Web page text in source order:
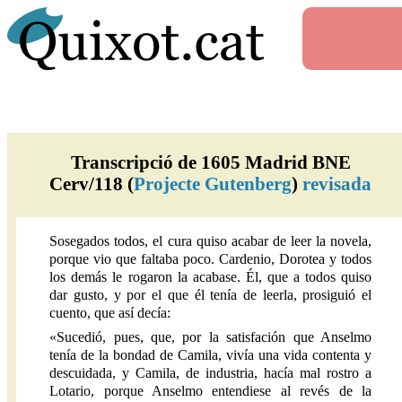
Transcripció de 1605 Madrid BNE
Cerv/118 (Projecte Gutenberg)revisada
Sosegados todos, el cura quiso acabar de leer la novela,
porque vio que faltaba poco. Cardenio, Dorotea y todos
los demás le rogaron la acabase. Él, que a todos quiso
dar gusto, y por el que él tenía de leerla, prosiguió el
cuento, que así decía:
«Sucedió, pues, que, por la satisfación que Anselmo
tenía de la bondad de Camila, vivía una vida contenta y
descuidada, y Camila, de industria, hacía mal rostro a
Lotario, porque Anselmo entendiese al revés de la